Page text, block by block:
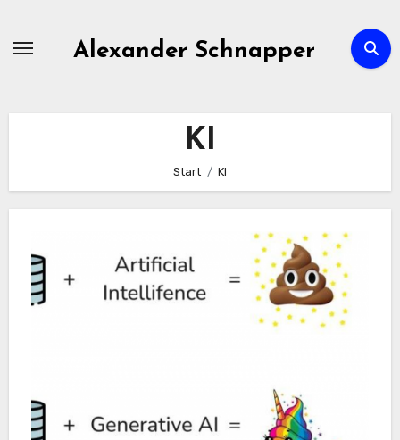
Alexander Schnapper
KI
Start KI